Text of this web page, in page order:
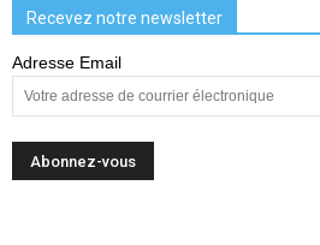
Recevez notre newsletter
Adresse Email